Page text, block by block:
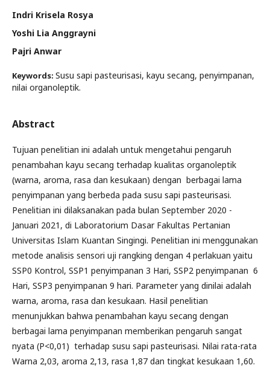
Indri Krisela Rosya
Yoshi Lia Anggrayni
Pajri Anwar
Keywords: Susu sapi pasteurisasi, kayu secang, penyimpanan,
nilai organoleptik.
Abstract
Tujuan penelitian ini adalah untuk mengetahui pengaruh
penambahan kayu secang terhadap kualitas organoleptik
(warna, aroma, rasa dan kesukaan) dengan berbagai lama
penyimpanan yang berbeda pada susu sapi pasteurisasi.
Penelitian ini dilaksanakan pada bulan September 2020 -
Januari 2021, di Laboratorium Dasar Fakultas Pertanian
Universitas Islam Kuantan Singingi. Penelitian ini menggunakan
metode analisis sensori uji rangking dengan 4 perlakuan yaitu
SSP0 Kontrol, SSP1 penyimpanan 3 Hari, SSP2 penyimpanan 6
Hari, SSP3 penyimpanan 9 hari. Parameter yang dinilai adalah
warna, aroma, rasa dan kesukaan. Hasil penelitian
menunjukkan bahwa penambahan kayu secang dengan
berbagai lama penyimpanan memberikan pengaruh sangat
nyata (P<0,01) terhadap susu sapi pasteurisasi. Nilai rata-rata
Warna 2,03, aroma 2,13, rasa 1,87 dan tingkat kesukaan 1,60.